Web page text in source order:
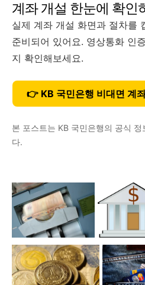
계좌 개설 한눈에 확인
실제 계좌 개설 화면과 절차를
준비되어 있어요. 영상통화 인
지 확인해보세요.
👉 KB 국민은행 비대면 계
본 포스트는 KB 국민은행의 공식
다.